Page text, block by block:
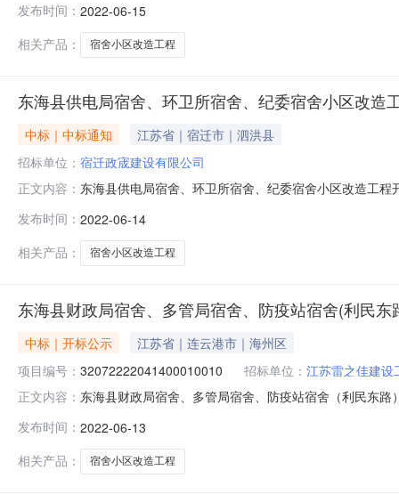
间:TueJun1421:04:16CST2022,投标人名称:江苏亘正建
发布时间： 2022-06-15
相关产品：
宿舍小区改造工程
东海县供电局宿舍、环卫所宿舍、纪委宿舍小区改造
中标｜中标通知
江苏省｜宿迁市｜泗洪县
招标单位： 宿迁政宬建设有限公司
正文内容： 东海县供电局宿舍、环卫所宿舍、纪委宿舍小区改造工
静;报价:0.00元\/%;工期:日历天;质量要求:;保证金金额
发布时间： 2022-06-14
相关产品：
宿舍小区改造工程
东海县财政局宿舍、多管局宿舍、防疫站宿舍(利民
中标｜开标公示
江苏省｜连云港市｜海州区
项目编号： 32072222041400010010 招标单位： 江苏雷之佳建设
正文内容： 东海县财政局宿舍、多管局宿舍、防疫站宿舍（利民东
交时间:SunJun1217:48:03CST2022,投标人名称:江苏君
发布时间： 2022-06-13
相关产品：
宿舍小区改造工程